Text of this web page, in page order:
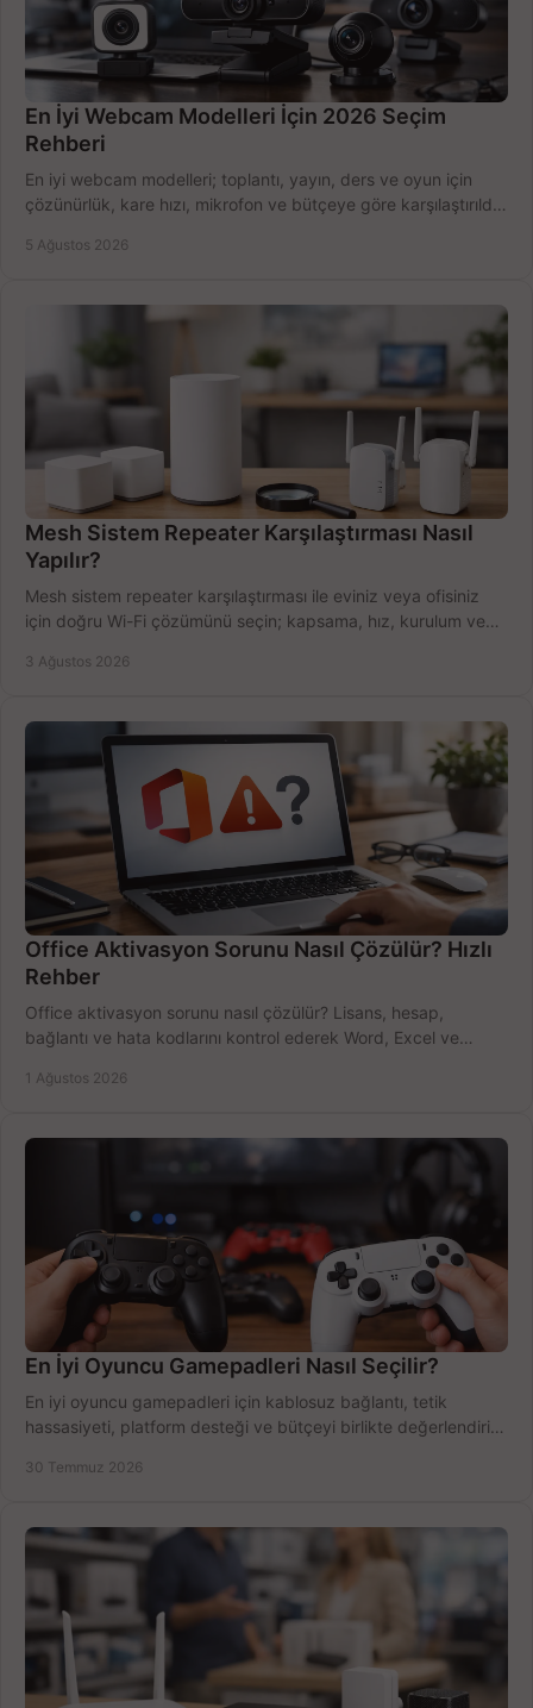
En İyi Webcam Modelleri İçin 2026 Seçim
Rehberi
En iyi webcam modelleri; toplantı, yayın, ders ve oyun için
çözünürlük, kare hızı, mikrofon ve bütçeye göre karşılaştırıldı.
5 Ağustos 2026
Mesh Sistem Repeater Karşılaştırması Nasıl
Yapılır?
Mesh sistem repeater karşılaştırması ile eviniz veya ofisiniz
için doğru Wi-Fi çözümünü seçin; kapsama, hız, kurulum ve
3 Ağustos 2026
Office Aktivasyon Sorunu Nasıl Çözülür? Hızlı
Rehber
Office aktivasyon sorunu nasıl çözülür? Lisans, hesap,
bağlantı ve hata kodlarını kontrol ederek Word, Excel ve
1 Ağustos 2026
En İyi Oyuncu Gamepadleri Nasıl Seçilir?
En iyi oyuncu gamepadleri için kablosuz bağlantı, tetik
hassasiyeti, platform desteği ve bütçeyi birlikte değerlendirin;
30 Temmuz 2026